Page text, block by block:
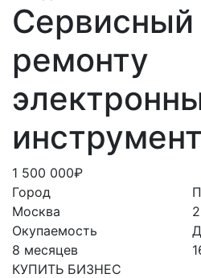
Сервисный
ремонту
1 500 000₽
Город
Москва
Окупаемость
8 месяцев
КУПИТЬ БИЗНЕС